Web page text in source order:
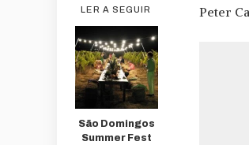
LER A SEGUIR
São Domingos
Summer Fest
Peter